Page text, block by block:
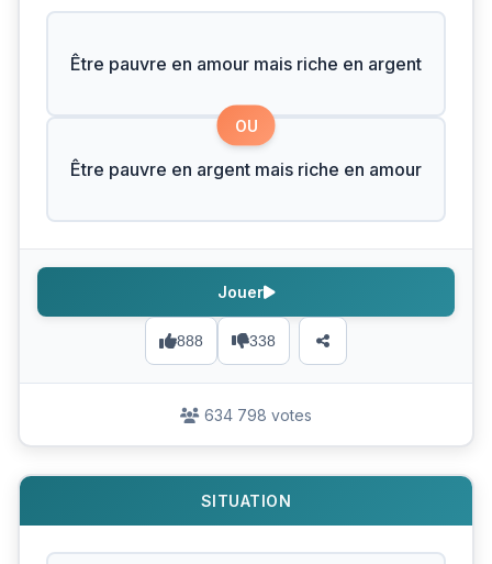
Être pauvre en amour mais riche en argent
OU
Être pauvre en argent mais riche en amour
888 338
Jouer
634 798 votes
SITUATION